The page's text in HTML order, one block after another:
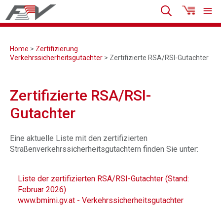
Home > Zertifizierung
Verkehrssicherheitsgutachter > Zertifizierte RSA/RSI-Gutachter
Zertifizierte RSA/RSI-
Gutachter
Eine aktuelle Liste mit den zertifizierten
Straßenverkehrssicherheitsgutachtern finden Sie unter:
Liste der zertifizierten RSA/RSI-Gutachter (Stand:
Februar 2026)
www.bmimi.gv.at - Verkehrssicherheitsgutachter